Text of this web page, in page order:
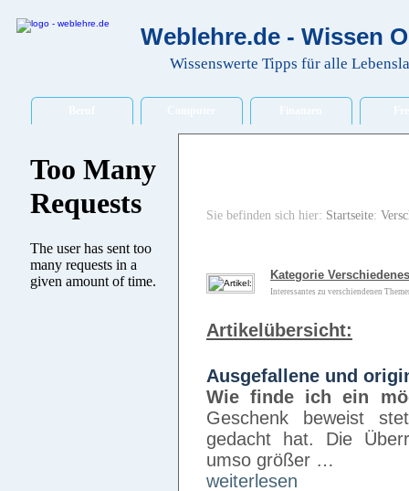
Weblehre.de - Wissen
Wissenswerte Tipps für alle
Sie befinden sich hier: Startseite:
Kategorie
Interessantes zu verschiendenen
Artikelübersicht:
Ausgefallene und
Wie finde ich ein
Geschenk beweist
gedacht hat. Die
umso größer …
weiterlesen